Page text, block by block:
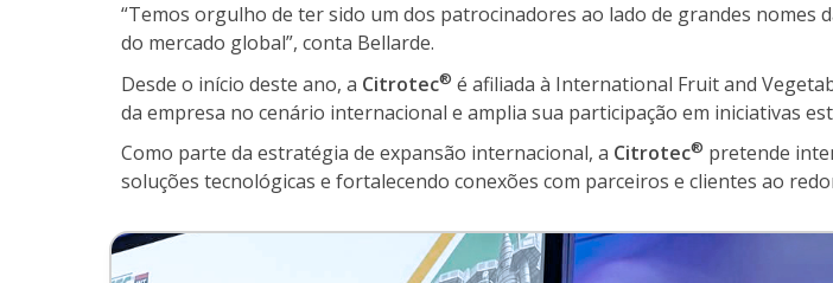
“Temos orgulho de ter sido um dos patrocinadores ao lado de grandes
do mercado global”, conta Bellarde.
Desde o início deste ano, a Citrotec® é afiliada à International Fruit and
da empresa no cenário internacional e amplia sua participação em iniciativas
Como parte da estratégia de expansão internacional, a Citrotec® pretende
soluções tecnológicas e fortalecendo conexões com parceiros e clientes ao